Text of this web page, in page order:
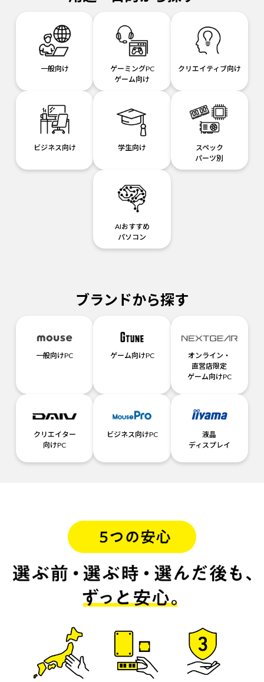
一般向け
ゲーミングPC
ゲーム向け
クリエイティブ向け
ビジネス向け 学生向け
スペック
パーツ別
AIおすすめ
パソコン
ブランドから探す
一般向けPC ゲーム向けPC
オンライン・
直営店限定
ゲーム向けPC
クリエイター
向けPC
ビジネス向けPC
液晶
ディスプレイ